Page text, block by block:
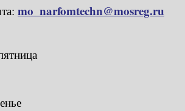
mo_narfomtechn@mosreg.ru